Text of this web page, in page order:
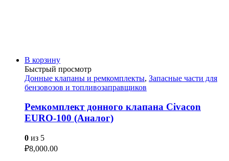
В корзину
Быстрый просмотр
Донные клапаны и ремкомплекты, Запасные части для
бензовозов и топливозаправщиков
Ремкомплект донного клапана Civacon
EURO-100 (Аналог)
0 из 5
₽8,000.00